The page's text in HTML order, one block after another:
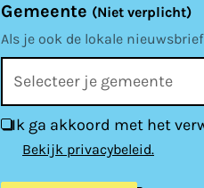
Gemeente (Niet verplicht)
Als je ook de lokale
Ik ga akkoord met het
Bekijk privacybeleid.